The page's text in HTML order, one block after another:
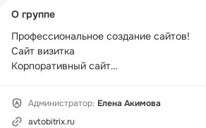
колонка
О группе
Профессиональное создание сайтов!
Сайт визитка
Корпоративный сайт
Интернет магазин
Лендинг
Администратор: Елена Акимова
avtobitrix.ru